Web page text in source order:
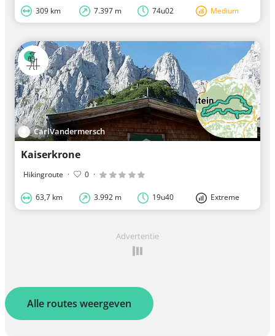
309 km 7.397 m 74u02 Medium
CarlVandermersch
Kaiserkrone
Hikingroute · 0 ·
63,7 km 3.992 m 19u40 Extreme
Advertentie
Alle routes weergeven